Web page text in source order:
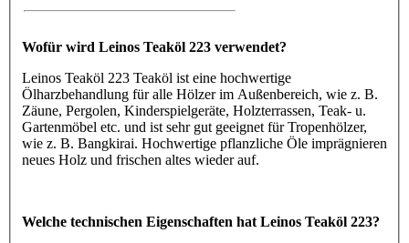
Wofür wird Leinos Teaköl 223 verwendet?
Leinos Teaköl 223 Teaköl ist eine hochwertige
Ölharzbehandlung für alle Hölzer im Außenbereich, wie z. B.
Zäune, Pergolen, Kinderspielgeräte, Holzterrassen, Teak- u.
Gartenmöbel etc. und ist sehr gut geeignet für Tropenhölzer,
wie z. B. Bangkirai. Hochwertige pflanzliche Öle imprägnieren
neues Holz und frischen altes wieder auf.
Welche technischen Eigenschaften hat Leinos Teaköl 223?